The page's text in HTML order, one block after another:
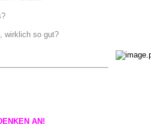
wirklich so gut?
AN!